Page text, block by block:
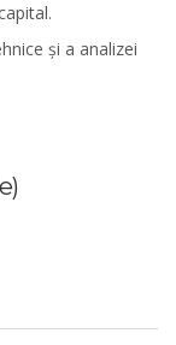
și a analizei